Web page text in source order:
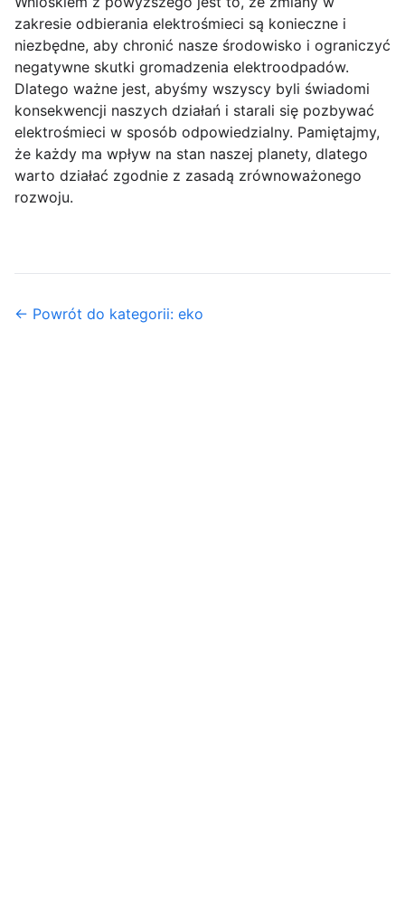
zakresie odbierania elektrośmieci są konieczne i
niezbędne, aby chronić nasze środowisko i ograniczyć
negatywne skutki gromadzenia elektroodpadów.
Dlatego ważne jest, abyśmy wszyscy byli świadomi
konsekwencji naszych działań i starali się pozbywać
elektrośmieci w sposób odpowiedzialny. Pamiętajmy,
że każdy ma wpływ na stan naszej planety, dlatego
warto działać zgodnie z zasadą zrównoważonego
rozwoju.
← Powrót do kategorii: eko